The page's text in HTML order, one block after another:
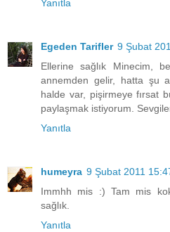
Yanıtla
Egeden Tarifler 9 Şubat
Ellerine sağlık Minecim,
annemden gelir, hatta şu
halde var, pişirmeye fırsat
paylaşmak istiyorum.
Yanıtla
humeyra 9 Şubat 2011
Immhh mis :) Tam mis
sağlık.
Yanıtla